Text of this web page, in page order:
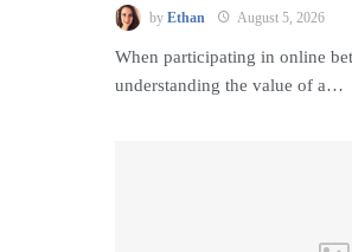
by Ethan August 5, 2026
When participating in online
understanding the value of a…